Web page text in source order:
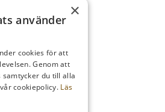
×
använder
cookies för att
Genom att
du till alla
cookiepolicy. Läs